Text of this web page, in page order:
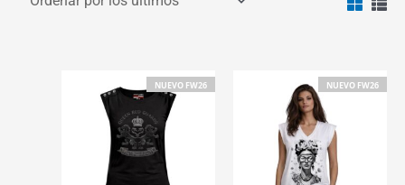
NUEVO FW26 NUEVO FW26